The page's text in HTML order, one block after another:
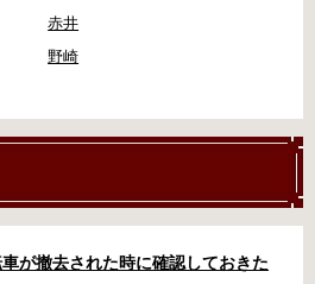
赤井
野崎
が撤去された時に確認しておきた